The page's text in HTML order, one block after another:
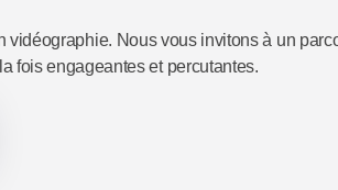
Nous vous invitons à un
fois engageantes et percutantes.